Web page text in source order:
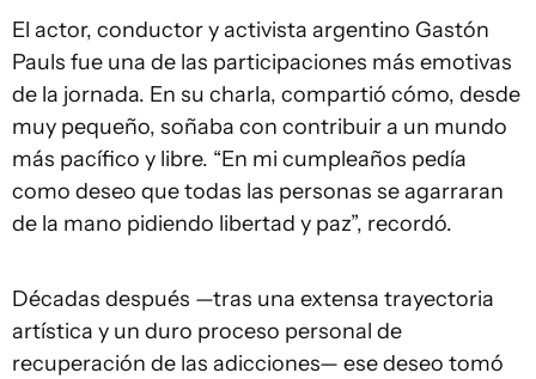
El actor, conductor y activista argentino Gastón
Pauls fue una de las participaciones más emotivas
de la jornada. En su charla, compartió cómo, desde
muy pequeño, soñaba con contribuir a un mundo
más pacífico y libre. “En mi cumpleaños pedía
como deseo que todas las personas se agarraran
de la mano pidiendo libertad y paz”, recordó.
Décadas después —tras una extensa trayectoria
artística y un duro proceso personal de
recuperación de las adicciones— ese deseo tomó